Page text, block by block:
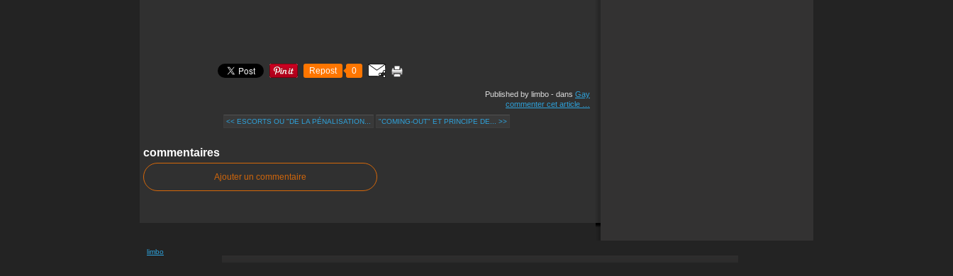
Repost 0
Published by limbo - dans Gay
commenter cet article
<< ESCORTS OU "DE LA PÉNALISATION... "COMING-OUT" ET PRINCIPE DE... >>
commentaires
Ajouter un commentaire
limbo